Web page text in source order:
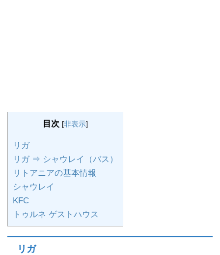
目次 [非表示]
リガ
リガ ⇒ シャウレイ（バス）
リトアニアの基本情報
シャウレイ
KFC
トゥルネ ゲストハウス
リガ